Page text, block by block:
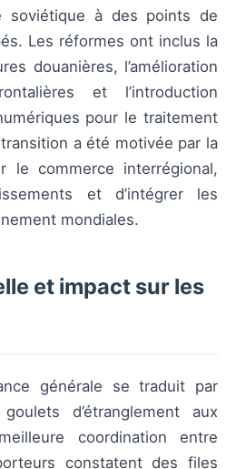
soviétique à des points de
Les réformes ont inclus la
douanières, l’amélioration
et l’introduction
pour le traitement
a été motivée par la
le commerce interrégional,
et d’intégrer les
mondiales.
et impact sur les
générale se traduit par
d’étranglement aux
coordination entre
constatent des files